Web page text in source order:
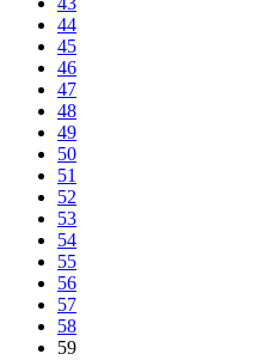
44
45
46
47
48
49
50
51
52
53
54
55
56
57
58
59